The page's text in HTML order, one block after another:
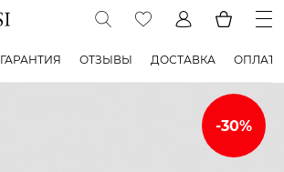
ГАРАНТИЯ ОТЗЫВЫ ДОСТАВКА ОПЛАТА